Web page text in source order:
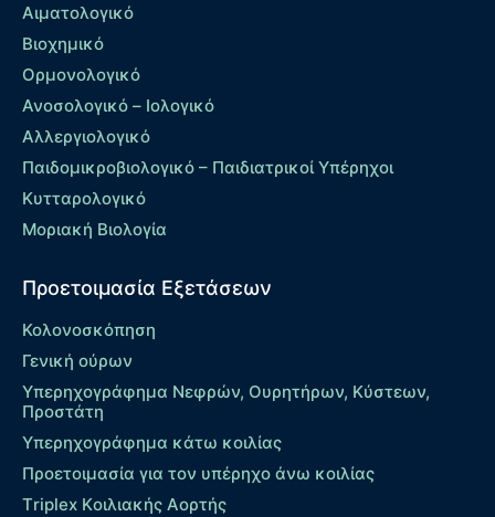
Αιματολογικό
Βιοχημικό
Ορμονολογικό
Ανοσολογικό – Ιολογικό
Αλλεργιολογικό
Παιδομικροβιολογικό – Παιδιατρικοί Υπέρηχοι
Κυτταρολογικό
Μοριακή Βιολογία
Προετοιμασία Εξετάσεων
Κολονοσκόπηση
Γενική ούρων
Υπερηχογράφημα Νεφρών, Ουρητήρων, Κύστεων,
Προστάτη
Υπερηχογράφημα κάτω κοιλίας
Προετοιμασία για τον υπέρηχο άνω κοιλίας
Τriplex Kοιλιακής Αορτής